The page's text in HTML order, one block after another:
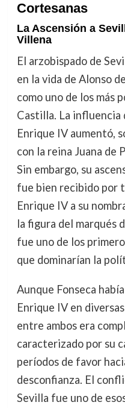
Cortesanas
La Ascensión a
Villena
El arzobispado de
en la vida de Alonso
como uno de los más
Castilla. La influencia
Enrique IV aumentó,
con la reina Juana de
Sin embargo, su
fue bien recibido por
Enrique IV a su
la figura del marqués
fue uno de los
que dominarían la
Aunque Fonseca
Enrique IV en
entre ambos era
caracterizado por su
períodos de favor
desconfianza. El
Sevilla fue uno de